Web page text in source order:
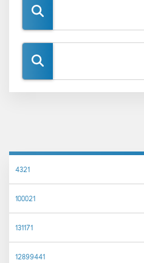
4321
100021
131171
12899441